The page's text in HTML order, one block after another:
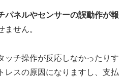
パネルやセンサーの誤動作が報
ません。
ッチ操作が反応しなかったりす
レスの原因になりますし、支払